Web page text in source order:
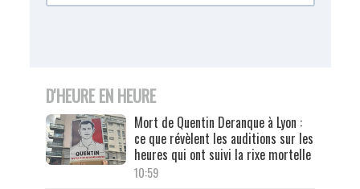
D'HEURE EN HEURE
Mort de Quentin Deranque à Lyon :
ce que révèlent les auditions sur les
heures qui ont suivi la rixe mortelle
10:59